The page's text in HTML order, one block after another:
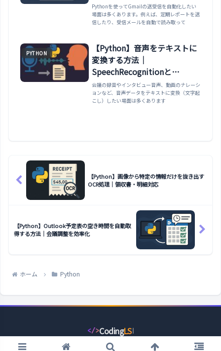
Pythonを使ってGmailの送受信を自動化したい
場面は多くあります。例えば、定期レポートを送
信したり、受信メールを自動で読み取って
PYTHON
【Python】音声をテキストに
変換する方法｜
SpeechRecognitionと
Whisperの比較
会議の録音やインタビュー音声、動画のナレーシ
ョンなど、音声データをテキストに変換（文字起
こし）したい場面は多くあります
【Python】画像から特定の情報だけを抜き出す
OCR処理｜領収書・明細対応
【Python】Outlook予定表の空き時間を自動取
得する方法｜会議調整を効率化
ホーム Python
</>CodingLS
コ
© 2022 コーディングライフスタイル.